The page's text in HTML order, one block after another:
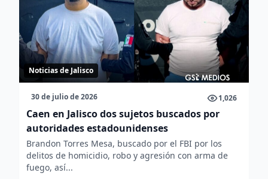
Noticias de Jalisco
30 de julio de 2026 1,026
Caen en Jalisco dos sujetos buscados por
autoridades estadounidenses
Brandon Torres Mesa, buscado por el FBI por los
delitos de homicidio, robo y agresión con arma de
fuego, así...